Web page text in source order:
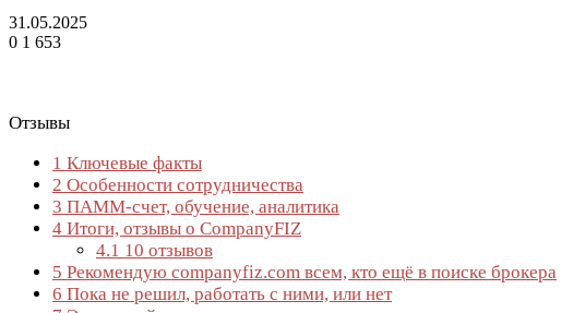
31.05.2025
0 1 653
Отзывы
1 Ключевые факты
2 Особенности сотрудничества
3 ПАММ-счет, обучение, аналитика
4 Итоги, отзывы о CompanyFIZ
4.1 10 отзывов
5 Рекомендую companyfiz.com всем, кто ещё в поиске брокера
6 Пока не решил, работать с ними, или нет